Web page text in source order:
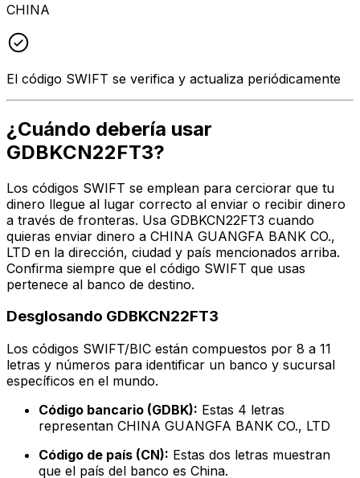
CHINA
El código SWIFT se verifica y actualiza periódicamente
¿Cuándo debería usar
GDBKCN22FT3?
Los códigos SWIFT se emplean para cerciorar que tu
dinero llegue al lugar correcto al enviar o recibir dinero
a través de fronteras. Usa GDBKCN22FT3 cuando
quieras enviar dinero a CHINA GUANGFA BANK CO.,
LTD en la dirección, ciudad y país mencionados arriba.
Confirma siempre que el código SWIFT que usas
pertenece al banco de destino.
Desglosando GDBKCN22FT3
Los códigos SWIFT/BIC están compuestos por 8 a 11
letras y números para identificar un banco y sucursal
específicos en el mundo.
Código bancario (GDBK): Estas 4 letras
representan CHINA GUANGFA BANK CO., LTD
Código de país (CN): Estas dos letras muestran
que el país del banco es China.